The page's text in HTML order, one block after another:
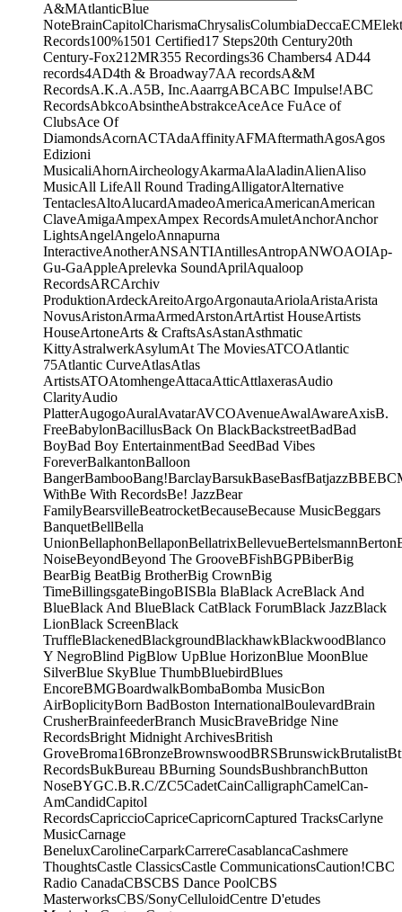
A&MAtlanticBlue
NoteBrainCapitolCharismaChrysalisColumbiaDeccaECM
Records100%1501 Certified17 Steps20th Century20th
Century-Fox21 2MR355 Recordings36 Chambers4 AD44
records4AD4th & Broadway7AA recordsA&M
RecordsA.K.A.A5B, Inc.AaarrgABCABC Impulse!ABC
RecordsAbkcoAbsintheAbstrakceAceAce FuAce of
ClubsAce Of
DiamondsAcornACTAdaAffinityAFMAftermathAgosAgos
Edizioni
MusicaliAhornAircheologyAkarmaAlaAladinAlienAliso
MusicAll LifeAll Round TradingAlligatorAlternative
TentaclesAltoAlucardAmadeoAmericaAmericanAmerican
ClaveAmigaAmpexAmpex RecordsAmuletAnchorAnchor
LightsAngelAngeloAnnapurna
InteractiveAnotherANSANTIAntillesAntropANWOAOIAp-
Gu-GaAppleAprelevka SoundAprilAqualoop
RecordsARCArchiv
ProduktionArdeckAreitoArgoArgonautaAriolaAristaArista
NovusAristonArmaArmedArstonArtArtist HouseArtists
HouseArtoneArts & CraftsAsAstanAsthmatic
KittyAstralwerkAsylumAt The MoviesATCOAtlantic
75Atlantic CurveAtlasAtlas
ArtistsATOAtomhengeAttacaAtticAttlaxerasAudio
ClarityAudio
PlatterAugogoAuralAvatarAVCOAvenueAwalAwareAxisB.
FreeBabylonBacillusBack On BlackBackstreetBadBad
BoyBad Boy EntertainmentBad SeedBad Vibes
ForeverBalkantonBalloon
BangerBambooBang!BarclayBarsukBaseBasfBatjazzBBE
WithBe With RecordsBe! JazzBear
FamilyBearsvilleBeatrocketBecauseBecause MusicBeggars
BanquetBellBella
UnionBellaphonBellaponBellatrixBellevueBertelsmannBerton
NoiseBeyondBeyond The GrooveBFishBGPBiberBig
BearBig BeatBig BrotherBig CrownBig
TimeBillingsgateBingoBISBla BlaBlack AcreBlack And
BlueBlack And BlueBlack CatBlack ForumBlack JazzBlack
LionBlack ScreenBlack
TruffleBlackenedBlackgroundBlackhawkBlackwoodBlanco
Y NegroBlind PigBlow UpBlue HorizonBlue MoonBlue
SilverBlue SkyBlue ThumbBluebirdBlues
EncoreBMGBoardwalkBombaBomba MusicBon
AirBoplicityBorn BadBoston InternationalBoulevardBrain
CrusherBrainfeederBranch MusicBraveBridge Nine
RecordsBright Midnight ArchivesBritish
GroveBroma16BronzeBrownswoodBRSBrunswickBrutalist
RecordsBukBureau BBurning SoundsBushbranchButton
NoseBYGC.B.R.C/ZC5CadetCainCalligraphCamelCan-
AmCandidCapitol
RecordsCapriccioCapriceCapricornCaptured TracksCarlyne
MusicCarnage
BeneluxCarolineCarparkCarrereCasablancaCashmere
ThoughtsCastle ClassicsCastle CommunicationsCaution!CBC
Radio CanadaCBSCBS Dance PoolCBS
MasterworksCBS/SonyCelluloidCentre D'etudes